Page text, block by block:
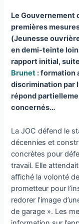
Le
premières
(Jeunesse
en demi-teinte
rapport initial,
Brunet : formation
discrimination par
répond
concernés…
La JOC défend le
décennies et
concrètes pour
travail. Elle
affiché la volonté
prometteur pour
redorer l’image
de garage ». Les